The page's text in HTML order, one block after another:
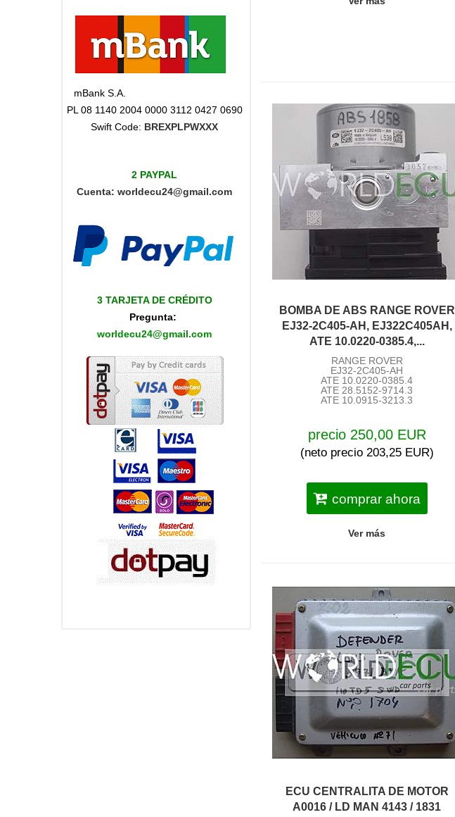
mBank S.A.
PL 08 1140 2004 0000 3112 0427 0690
Swift Code: BREXPLPWXXX
2 PAYPAL
Cuenta: worldecu24@gmail.com
3 TARJETA DE CRÉDITO
Pregunta:
worldecu24@gmail.com
BOMBA DE ABS RANGE ROVER
EJ32-2C405-AH, EJ322C405AH,
ATE 10.0220-0385.4,...
RANGE ROVER
EJ32-2C405-AH
ATE 10.0220-0385.4
ATE 28.5152-9714.3
ATE 10.0915-3213.3
precio 250,00 EUR
(neto precio 203,25 EUR)
comprar ahora
Ver más
ECU CENTRALITA DE MOTOR
A0016 / LD MAN 4143 / 1831